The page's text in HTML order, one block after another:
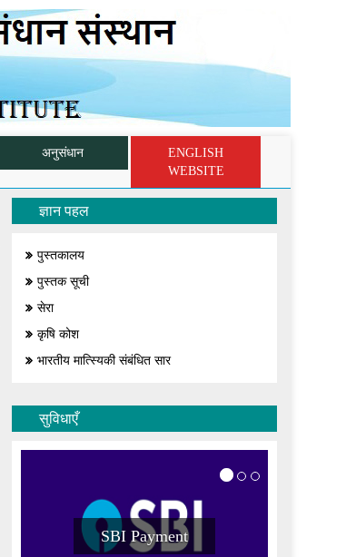
अनुसंधान
ENGLISH
WEBSITE
ज्ञान पहल
पुस्तकालय
पुस्तक सूची
सेरा
कृषि कोश
भारतीय मात्स्यिकी संबंधित सार
सुविधाएँ
SBI Payment